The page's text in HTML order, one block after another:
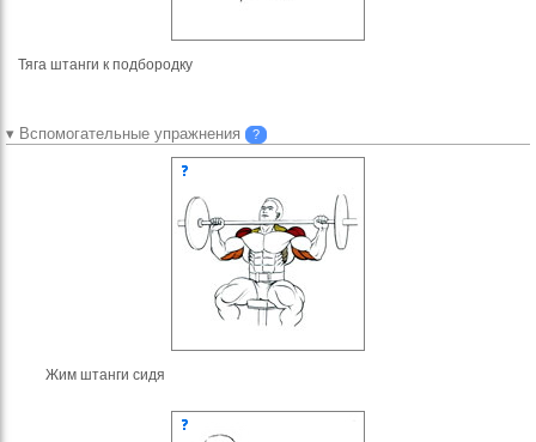
Тяга штанги к подбородку
▾ Вспомогательные упражнения ?
Жим штанги сидя